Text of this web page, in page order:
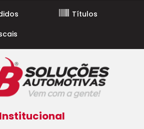
Títulos
Institucional